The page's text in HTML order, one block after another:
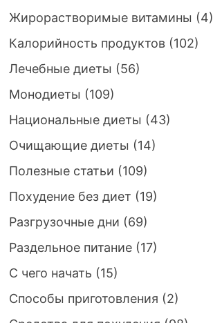
Жирорастворимые витамины (4)
Калорийность продуктов(102)
Лечебные диеты (56)
Монодиеты (109)
Национальные диеты (43)
Очищающие диеты (14)
Полезные статьи (109)
Похудение без диет (19)
Разгрузочные дни (69)
Раздельное питание(17)
С чего начать (15)
Способы приготовления (2)